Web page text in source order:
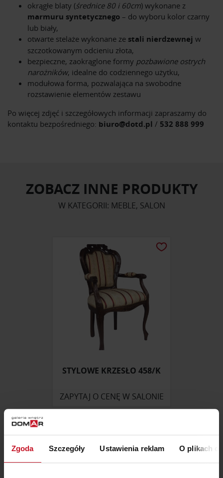
Zgoda Szczegóły Ustawienia reklam O plikach
okrągłe blaty (średnice 80 i 60cm) wykonane z
marmuru syntetycznego – do wyboru kolor czarny
lub biały,
otwarte stelaże wykonane ze stali nierdzewnej w
szczotkowanym odcieniu złota,
bezpieczne, zaokrąglone formy pozbawione ostrych
narożników, idealne do codziennego użytku,
modułowa forma, pozwalająca na swobodne
rozstawienie elementów zestawu
Po więcej zdjęć i szczegółowych informacji zapraszamy do
kontaktu bezpośredniego: biuro@dotd.pl / 532 888 999
ZOBACZ INNE PRODUKTY
W KATEGORII: MEBLE, SALON
STYLOWE KRZESŁO 458/K
ZAPYTAJ O CENĘ W SALONIE